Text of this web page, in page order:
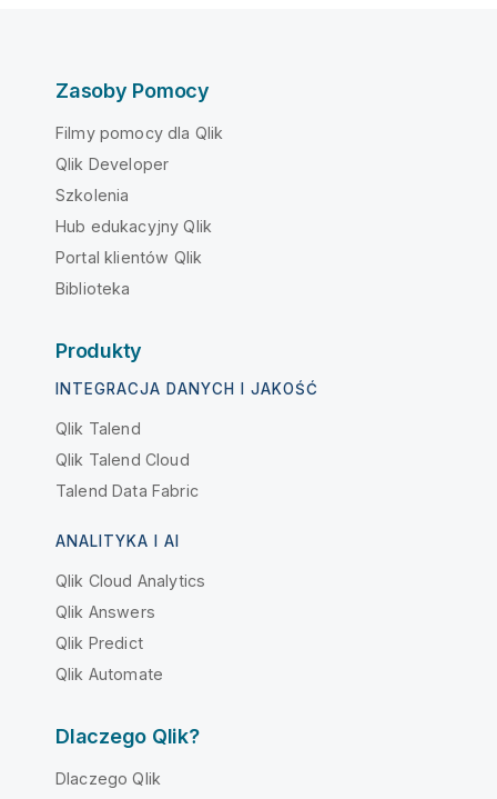
Zasoby Pomocy
Filmy pomocy dla Qlik
Qlik Developer
Szkolenia
Hub edukacyjny Qlik
Portal klientów Qlik
Biblioteka
Produkty
INTEGRACJA DANYCH I JAKOŚĆ
Qlik Talend
Qlik Talend Cloud
Talend Data Fabric
ANALITYKA I AI
Qlik Cloud Analytics
Qlik Answers
Qlik Predict
Qlik Automate
Dlaczego Qlik?
Dlaczego Qlik